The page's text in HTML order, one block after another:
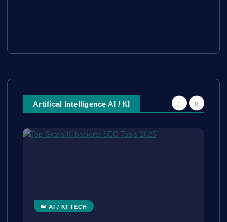
Artifical Intelligence AI / KI
👑 AI / KI TECH